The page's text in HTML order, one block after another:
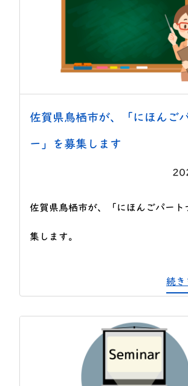
佐賀県鳥栖市が、「にほんご
ー」を募集します
佐賀県鳥栖市が、「にほんごパート
集します。
続き